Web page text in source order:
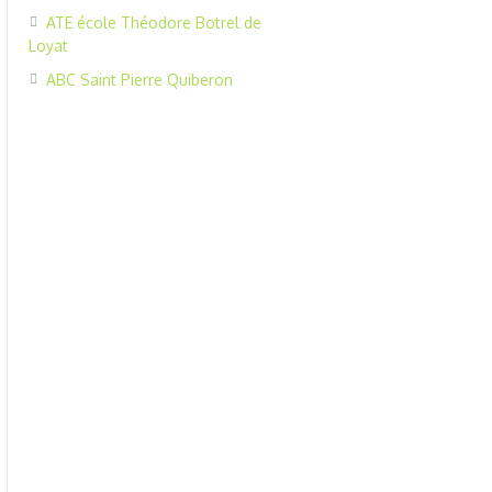
ATE école Théodore Botrel de
Loyat
ABC Saint Pierre Quiberon